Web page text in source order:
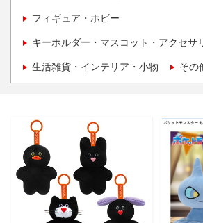
フィギュア・ホビー
キーホルダー・マスコット・アクセサ
生活雑貨・インテリア・小物 その